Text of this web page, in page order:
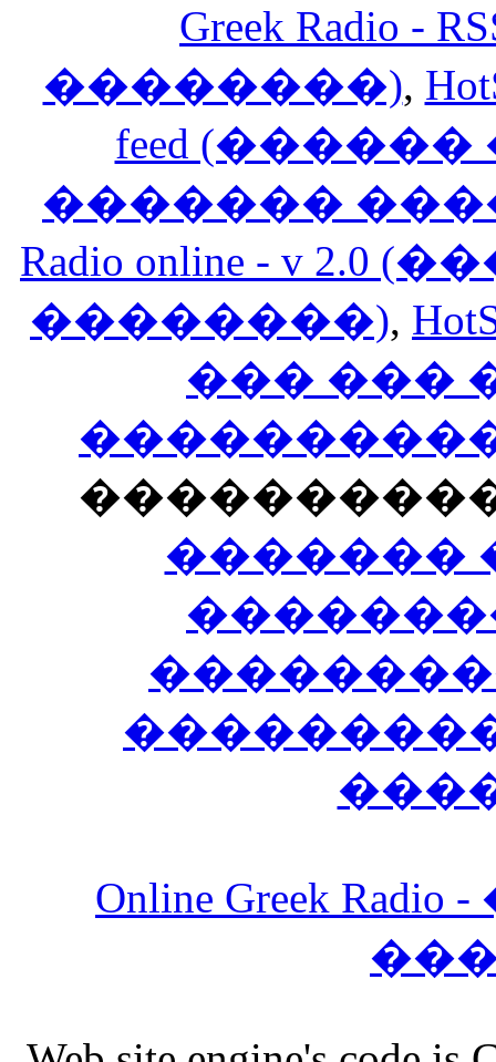
Greek Radio
��������),
feed
�������
Radio online - v
��������),
��� ���
�������
Online Greek